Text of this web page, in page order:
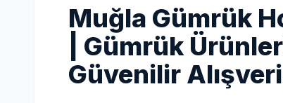
Muğla Gümrük
| Gümrük
Güvenilir